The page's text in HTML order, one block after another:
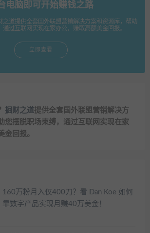
电脑即可开始赚钱之路
之道提供全套国外联盟营销解决方案和资源库，帮助
通过互联网实现在家办公，赚取高额美金回报。
立即查看
掘财之道提供全套国外联盟营销解决方
您摆脱职场束缚，通过互联网实现在家
金回报。
160万粉月入仅400刀？看 Dan Koe 如何
靠数字产品实现月赚40万美金！